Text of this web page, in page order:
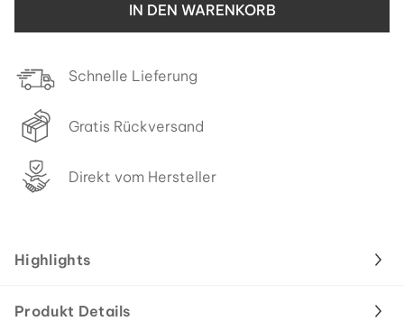
IN DEN WARENKORB
Schnelle Lieferung
Gratis Rückversand
Direkt vom Hersteller
Highlights
Produkt Details